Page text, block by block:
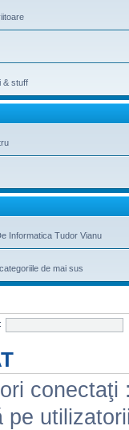
& stuff
Informatica Tudor Vianu
de mai sus
conectaţi
pe